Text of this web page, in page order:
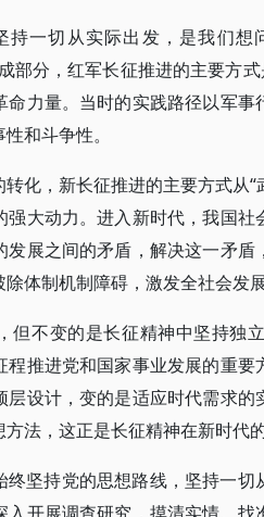
持一切从实际出发，是我们
部分，红军长征推进的主要方
力量。当时的实践路径以军
和斗争性。
化，新长征推进的主要方式从“
大动力。进入新时代，我国
展之间的矛盾，解决这一矛
体制机制障碍，激发全社会发展
但不变的是长征精神中坚持独
推进党和国家事业发展的重
设计，变的是适应时代需求
法，这正是长征精神在新时代的
终坚持党的思想路线，坚持一